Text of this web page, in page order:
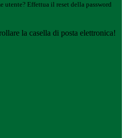
utente? Effettua il reset della password
la casella di posta elettronica!